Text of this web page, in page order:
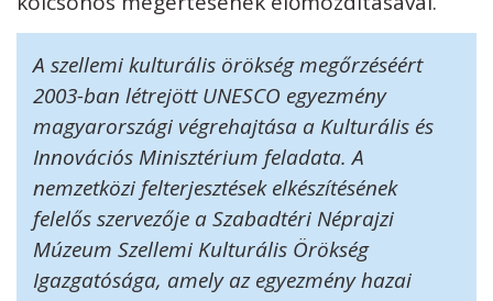
A szellemi kulturális örökség megőrzéséért
2003-ban létrejött UNESCO egyezmény
magyarországi végrehajtása a Kulturális és
Innovációs Minisztérium feladata. A
nemzetközi felterjesztések elkészítésének
felelős szervezője a Szabadtéri Néprajzi
Múzeum Szellemi Kulturális Örökség
Igazgatósága, amely az egyezmény hazai